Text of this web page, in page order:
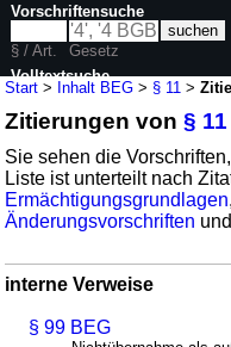
Start > Inhalt BEG > § 11 >
Zitierungen von§
Sie sehen die
Liste ist unterteilt nach
Ermächtigungsgrundlagen
Änderungsvorschriften
interne Verweise
§ 99 BEG
Vorschriftensuche
§ / Art.
Gesetz
Volltextsuche
nur in BEG